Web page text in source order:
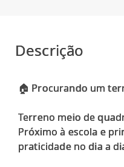
Descrição
🏠 Procurando um
Terreno meio de
Próximo à escola e
praticidade no dia a